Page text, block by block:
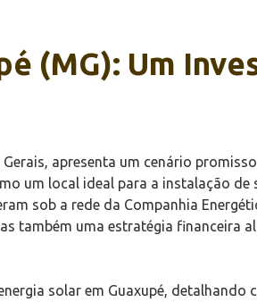
(MG): Um
apresenta um cenário
um local ideal para a instalação
sob a rede da Companhia
também uma estratégia financeira
solar em Guaxupé,